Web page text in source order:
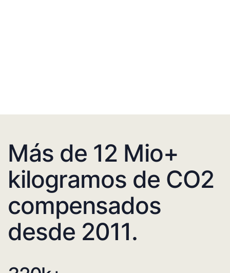
Más de 12 Mio+
kilogramos de CO2
compensados
desde 2011.